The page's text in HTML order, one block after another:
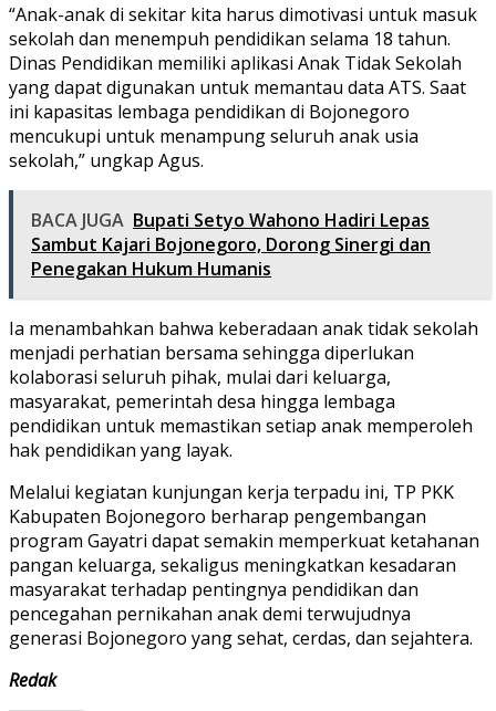
“Anak-anak di sekitar kita harus dimotivasi untuk masuk
sekolah dan menempuh pendidikan selama 18 tahun.
Dinas Pendidikan memiliki aplikasi Anak Tidak Sekolah
yang dapat digunakan untuk memantau data ATS. Saat
ini kapasitas lembaga pendidikan di Bojonegoro
mencukupi untuk menampung seluruh anak usia
sekolah,” ungkap Agus.
BACA JUGA Bupati Setyo Wahono Hadiri Lepas
Sambut Kajari Bojonegoro, Dorong Sinergi dan
Penegakan Hukum Humanis
Ia menambahkan bahwa keberadaan anak tidak sekolah
menjadi perhatian bersama sehingga diperlukan
kolaborasi seluruh pihak, mulai dari keluarga,
masyarakat, pemerintah desa hingga lembaga
pendidikan untuk memastikan setiap anak memperoleh
hak pendidikan yang layak.
Melalui kegiatan kunjungan kerja terpadu ini, TP PKK
Kabupaten Bojonegoro berharap pengembangan
program Gayatri dapat semakin memperkuat ketahanan
pangan keluarga, sekaligus meningkatkan kesadaran
masyarakat terhadap pentingnya pendidikan dan
pencegahan pernikahan anak demi terwujudnya
generasi Bojonegoro yang sehat, cerdas, dan sejahtera.
Redak